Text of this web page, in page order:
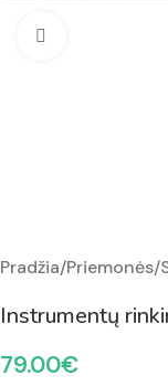
Pradžia/Priemonės/
Instrumentų
79.00€